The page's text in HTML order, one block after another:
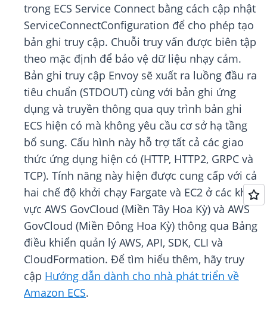
trong ECS Service Connect bằng cách cập nhật
ServiceConnectConfiguration để cho phép tạo
bản ghi truy cập. Chuỗi truy vấn được biên tập
theo mặc định để bảo vệ dữ liệu nhạy cảm.
Bản ghi truy cập Envoy sẽ xuất ra luồng đầu ra
tiêu chuẩn (STDOUT) cùng với bản ghi ứng
dụng và truyền thông qua quy trình bản ghi
ECS hiện có mà không yêu cầu cơ sở hạ tầng
bổ sung. Cấu hình này hỗ trợ tất cả các giao
thức ứng dụng hiện có (HTTP, HTTP2, GRPC và
TCP). Tính năng này hiện được cung cấp với cả
hai chế độ khởi chạy Fargate và EC2 ở các khu
vực AWS GovCloud (Miền Tây Hoa Kỳ) và AWS
GovCloud (Miền Đông Hoa Kỳ) thông qua Bảng
điều khiển quản lý AWS, API, SDK, CLI và
CloudFormation. Để tìm hiểu thêm, hãy truy
cập Hướng dẫn dành cho nhà phát triển về
Amazon ECS.